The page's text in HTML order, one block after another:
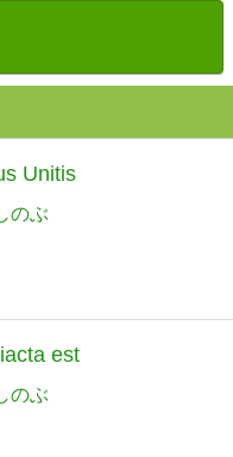
Unitis
のぶ
est
のぶ